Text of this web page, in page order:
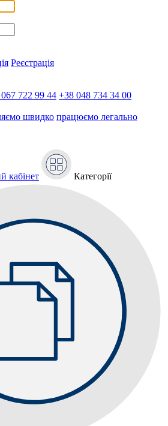
Реєстрація
722 99 44 +38 048 734 34 00
швидко працюємо легально
кабінет Категорії